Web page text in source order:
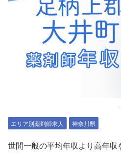
エリア別薬剤師求人 神奈川県
世間一般の平均年収より高年